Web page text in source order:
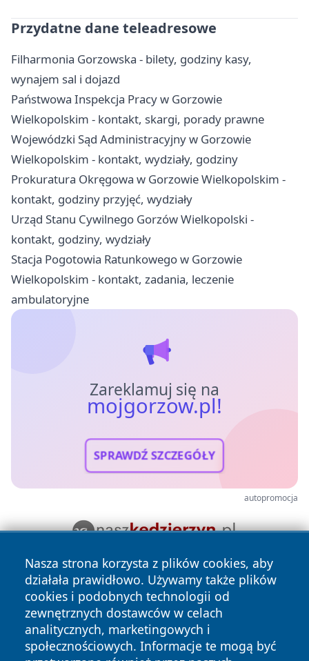
Przydatne dane teleadresowe
Filharmonia Gorzowska - bilety, godziny kasy,
wynajem sal i dojazd
Państwowa Inspekcja Pracy w Gorzowie
Wielkopolskim - kontakt, skargi, porady prawne
Wojewódzki Sąd Administracyjny w Gorzowie
Wielkopolskim - kontakt, wydziały, godziny
Prokuratura Okręgowa w Gorzowie Wielkopolskim -
kontakt, godziny przyjęć, wydziały
Urząd Stanu Cywilnego Gorzów Wielkopolski -
kontakt, godziny, wydziały
Stacja Pogotowia Ratunkowego w Gorzowie
Wielkopolskim - kontakt, zadania, leczenie
ambulatoryjne
Zareklamuj się na
mojgorzow.pl!
SPRAWDŹ SZCZEGÓŁY
autopromocja
Nasza strona korzysta z plików cookies, aby
działała prawidłowo. Używamy także plików
cookies i podobnych technologii od
zewnętrznych dostawców w celach
analitycznych, marketingowych i
społecznościowych. Informacje te mogą być
Copyright © 2026 mojgorzow.pl Wszystkie prawa zastrzeżone.